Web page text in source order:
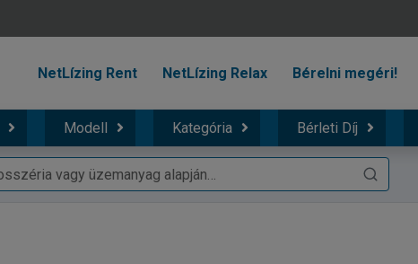
NetLízing Rent NetLízing Relax Bérelni megéri!
Modell Kategória Bérleti Díj